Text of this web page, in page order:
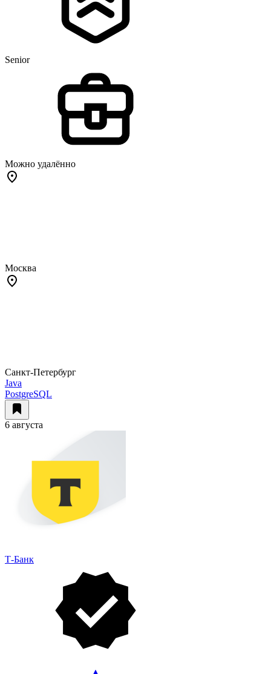
Senior
Можно удалённо
Москва
Санкт-Петербург
Java
PostgreSQL
6 августа
Т-Банк